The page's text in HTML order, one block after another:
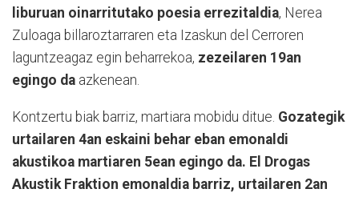
liburuan oinarritutako poesia errezitaldia, Nerea
Zuloaga billaroztarraren eta Izaskun del Cerroren
laguntzeagaz egin beharrekoa, zezeilaren 19an
egingo da azkenean.
Kontzertu biak barriz, martiara mobidu ditue. Gozategik
urtailaren 4an eskaini behar eban emonaldi
akustikoa martiaren 5ean egingo da. El Drogas
Akustik Fraktion emonaldia barriz, urtailaren 2an